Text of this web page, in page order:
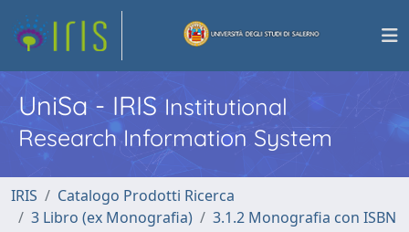
UniSa - IRISInstitutional
Research Information System
IRIS
Catalogo Prodotti Ricerca
3 Libro (ex Monografia)
3.1.2 Monografia con ISBN